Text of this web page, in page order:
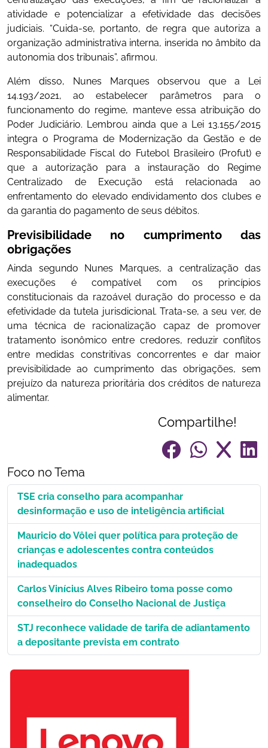
atividade e potencializar a efetividade das decisões
judiciais. “Cuida-se, portanto, de regra que autoriza a
organização administrativa interna, inserida no âmbito da
autonomia dos tribunais”, afirmou.
Além disso, Nunes Marques observou que a Lei
14.193/2021, ao estabelecer parâmetros para o
funcionamento do regime, manteve essa atribuição do
Poder Judiciário. Lembrou ainda que a Lei 13.155/2015
integra o Programa de Modernização da Gestão e de
Responsabilidade Fiscal do Futebol Brasileiro (Profut) e
que a autorização para a instauração do Regime
Centralizado de Execução está relacionada ao
enfrentamento do elevado endividamento dos clubes e
da garantia do pagamento de seus débitos.
Previsibilidade no cumprimento das
obrigações
Ainda segundo Nunes Marques, a centralização das
execuções é compatível com os princípios
constitucionais da razoável duração do processo e da
efetividade da tutela jurisdicional. Trata-se, a seu ver, de
uma técnica de racionalização capaz de promover
tratamento isonômico entre credores, reduzir conflitos
entre medidas constritivas concorrentes e dar maior
previsibilidade ao cumprimento das obrigações, sem
prejuízo da natureza prioritária dos créditos de natureza
alimentar.
Compartilhe!
Foco no Tema
TSE cria conselho para acompanhar
desinformação e uso de inteligência artificial
Mauricio do Vôlei quer política para proteção de
crianças e adolescentes contra conteúdos
inadequados
Carlos Vinícius Alves Ribeiro toma posse como
conselheiro do Conselho Nacional de Justiça
STJ reconhece validade de tarifa de adiantamento
a depositante prevista em contrato